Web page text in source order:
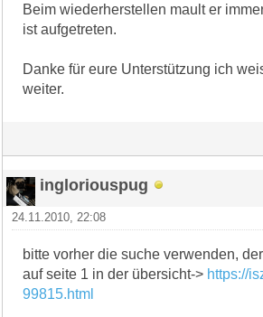
Beim wiederherstellen mault er
ist aufgetreten.
Danke für eure Unterstützung ich
weiter.
ingloriouspug
24.11.2010, 22:08
bitte vorher die suche verwenden,
auf seite 1 in der übersicht-> https://
99815.html